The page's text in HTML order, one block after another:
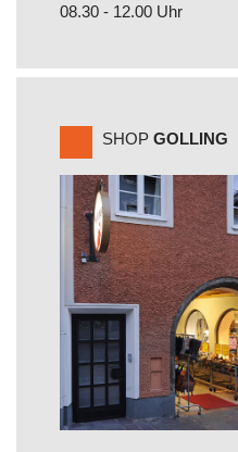
08.30 - 12.00 Uhr
SHOP GOLLING